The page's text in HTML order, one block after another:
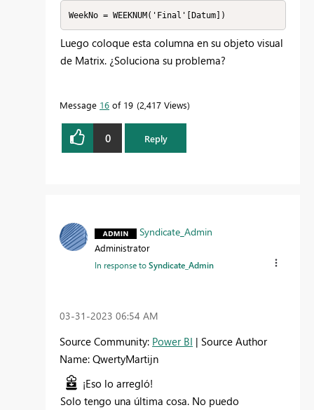
WeekNo = WEEKNUM('Final'[Datum])
Luego coloque esta columna en su objeto visual
de Matrix. ¿Soluciona su problema?
Message 16 of 19 2,417 Views
0 Reply
Syndicate_Admin
Administrator
In response toSyndicate_Admin
‎03-31-2023 06:54 AM
Source Community: Power BI | Source Author
Name: QwertyMartijn
¡Eso lo arregló!
Solo tengo una última cosa. No puedo